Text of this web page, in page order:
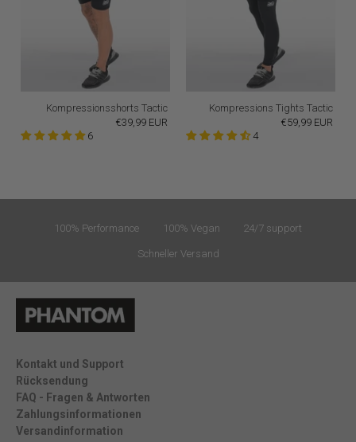
Kompressionsshorts Tactic
€39,99 EUR
6
Kompressions Tights Tactic
€59,99 EUR
4
100% Performance 100% Vegan 24/7 support
Schneller Versand
Kontakt und Support
Rücksendung
FAQ - Fragen & Antworten
Zahlungsinformationen
Versandinformation